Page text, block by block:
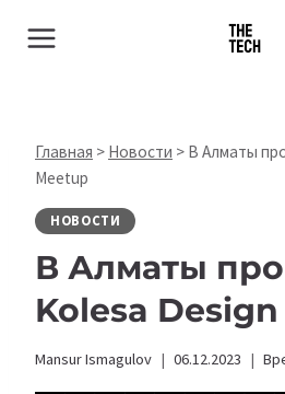
Главная > Новости > В Алматы
Meetup
НОВОСТИ
В Алматы
Kolesa
Mansur Ismagulov 06.12.2023